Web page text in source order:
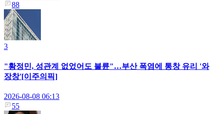
88
3
"황정민, 성관계 없었어도 불륜"…부산 폭염에 통창 유리 '와
장창'[이주의픽]
2026-08-08 06:13
55